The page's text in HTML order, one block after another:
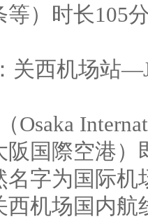
）时长105
：关西机场站
（Osaka
阪国際空港
字为国际
西机场国内